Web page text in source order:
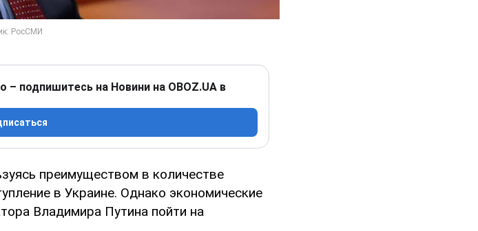
– подпишитесь на Новини на OBOZ.UA в
преимуществом в количестве
в Украине. Однако экономические
Владимира Путина пойти на